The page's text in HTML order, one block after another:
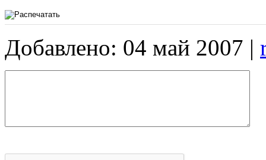
Добавлено: 04 май 2007 |